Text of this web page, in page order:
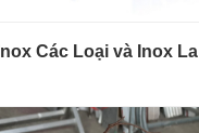
Inox Các Loại và Inox La